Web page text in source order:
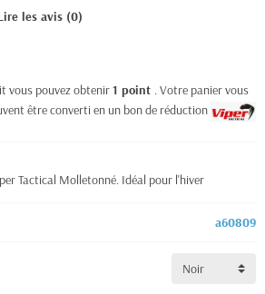
les avis (0)
vous pouvez obtenir1 point . Votre panier vous
être converti en un bon de réduction de
Tactical Molletonné. Idéal pour l'hiver
a60809